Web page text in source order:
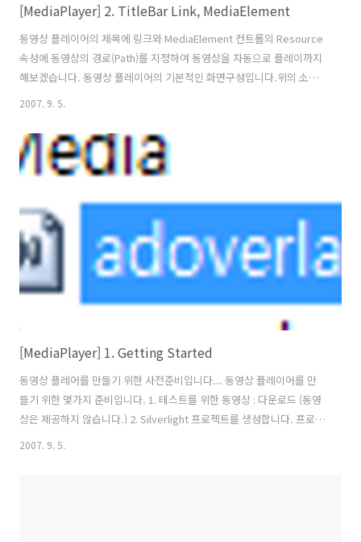
[MediaPlayer] 2. TitleBar Link, MediaElement
동영상 플레이어의 제목에 링크와 MediaElement 컨트롤의 Resource
속성에 동영상의 경로(Path)를 지정하여 동영상을 자동으로 플레이까지
해보겠습니다. 동영상 플레이어의 기본적인 화면구성입니다.위의 소스
를 Silverlight 프로젝트에 있는 Page.xaml에 붙여넣기 하시면 됩니다.
림과 같은 기본적인 동영상 플레이어 화면구성을 볼 수 있습니다.
TextBlock을 TitleBar 위에 적절하게 배치합니다. TextBlock속성에 값
을 지정합니다. TextBlock에 들어갈 문자는 자유롭게 지정할 수 있습니
해..
2007. 9. 5.
[MediaPlayer] 1. Getting Started
동영상 플레어를 만들기 위한 사전준비입니다... 동영상 플레이어를 만
들기 위한 몇가지 준비입니다. 1. 테스트를 위한 동영상 : 다운로드 (동영
상은 제공하지 않습니다.) 2. Silverlight 프로젝트를 생성합니다. 프로젝
트 이름은 MediaPlayer로 합니다. 3. 호스팅을 위한 ASP.NET 프로젝트
2007. 9. 5.